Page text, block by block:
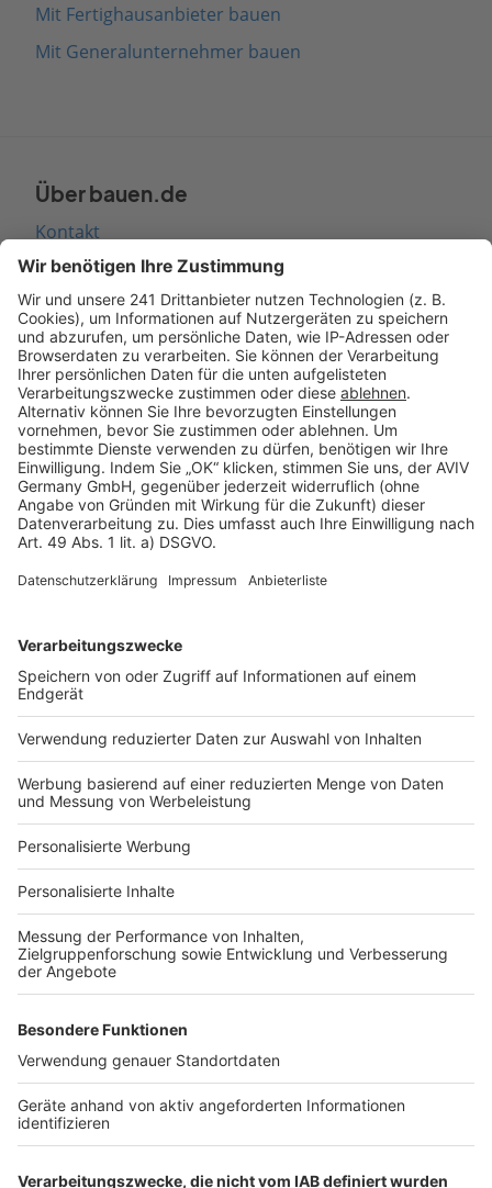
Mit Fertighausanbieter bauen
Mit Generalunternehmer bauen
Über bauen.de
Kontakt
Seitenaufbau
Barrierefreiheit
Cookie Einstellungen
Rechtliches
AGB-Übersicht
Datenschutz
Impressum
Services
Bauprojekt-Quiz
Häuser-Suche
Hausanbieter-Suche
Bauprojekt-Profil
Für Unternehmen
Ihre Baufirma auf bauen.de
Kostenloses Infogespräch